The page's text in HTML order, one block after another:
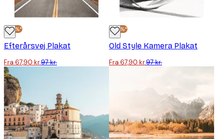
-30%*
Efterårsvej Plakat
Fra 67,90 kr.97 kr.
-30%*
Old Style Kamera Plakat
Fra 67,90 kr.97 kr.